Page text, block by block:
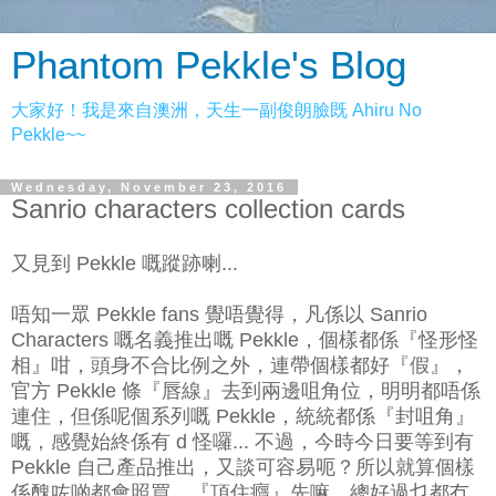
Phantom Pekkle's Blog
大家好！我是來自澳洲，天生一副俊朗臉既 Ahiru No
Pekkle~~
Wednesday, November 23, 2016
Sanrio characters collection cards
又見到 Pekkle 嘅蹤跡喇...
唔知一眾 Pekkle fans 覺唔覺得，凡係以 Sanrio
Characters 嘅名義推出嘅 Pekkle，個樣都係『怪形怪
相』咁，頭身不合比例之外，連帶個樣都好『假』，
官方 Pekkle 條『唇線』去到兩邊咀角位，明明都唔係
連住，但係呢個系列嘅 Pekkle，統統都係『封咀角』
嘅，感覺始終係有 d 怪囉... 不過，今時今日要等到有
Pekkle 自己產品推出，又談可容易呃？所以就算個樣